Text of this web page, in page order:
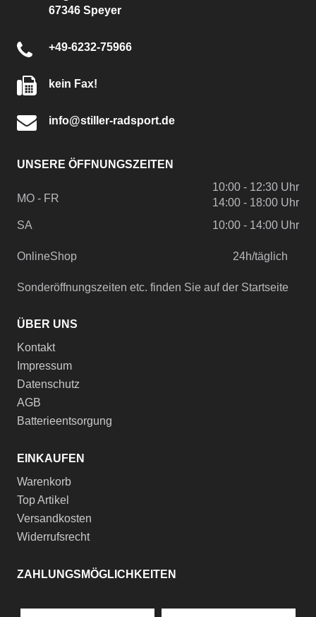
67346 Speyer
+49-6232-75966
kein Fax!
info@stiller-radsport.de
UNSERE ÖFFNUNGSZEITEN
MO - FR
10:00 - 12:30 Uhr
14:00 - 18:00 Uhr
SA
10:00 - 14:00 Uhr
OnlineShop 24h/täglich
Sonderöffnungszeiten etc. finden Sie auf der Startseite
ÜBER UNS
Kontakt
Impressum
Datenschutz
AGB
Batterieentsorgung
EINKAUFEN
Warenkorb
Top Artikel
Versandkosten
Widerrufsrecht
ZAHLUNGSMÖGLICHKEITEN